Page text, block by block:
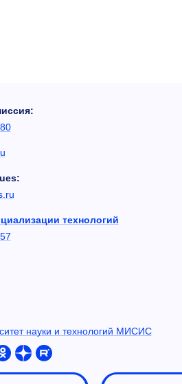
технологий
науки и технологий МИСИС